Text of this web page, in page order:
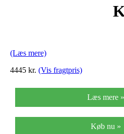
(Læs mere)
4445 kr. (Vis fragtpris)
Læs mere »
Køb nu »